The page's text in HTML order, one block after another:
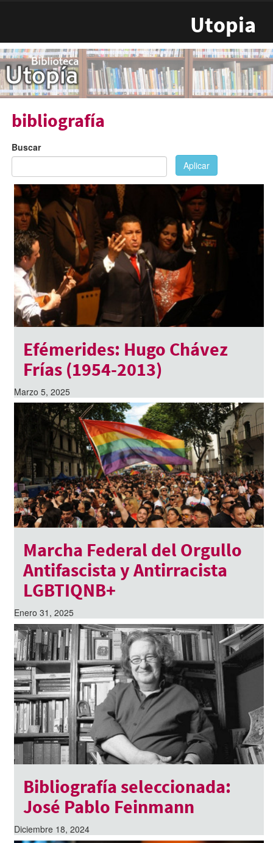
Utopia
bibliografía
Buscar
Aplicar
Efémerides: Hugo Chávez
Frías (1954-2013)
Marzo 5, 2025
Marcha Federal del Orgullo
Antifascista y Antirracista
LGBTIQNB+
Enero 31, 2025
Bibliografía seleccionada:
José Pablo Feinmann
Diciembre 18, 2024